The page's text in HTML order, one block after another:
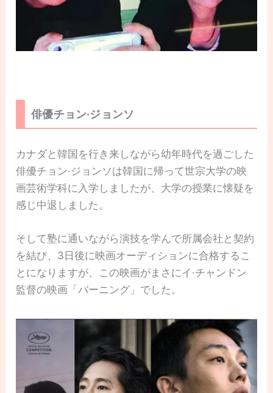
俳優チョン·ジョンソ
カナダと韓国を行き来しながら幼年時代を過ごした
俳優チョン·ジョンソは韓国に帰って世宗大学の映
画芸術学科に入学しましたが、大学の授業に懐疑を
感じ中退しました。
そして塾に通いながら演技を学んで所属会社と契約
を結び、3日後に映画オーディションに合格するこ
とになりますが、この映画がまさにイ·チャンドン
監督の映画「バーニング」でした。